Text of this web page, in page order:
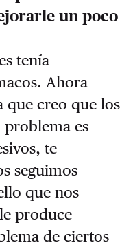
un poco
tenía
Ahora
que creo que los
problema es
te
seguimos
que nos
produce
de ciertos